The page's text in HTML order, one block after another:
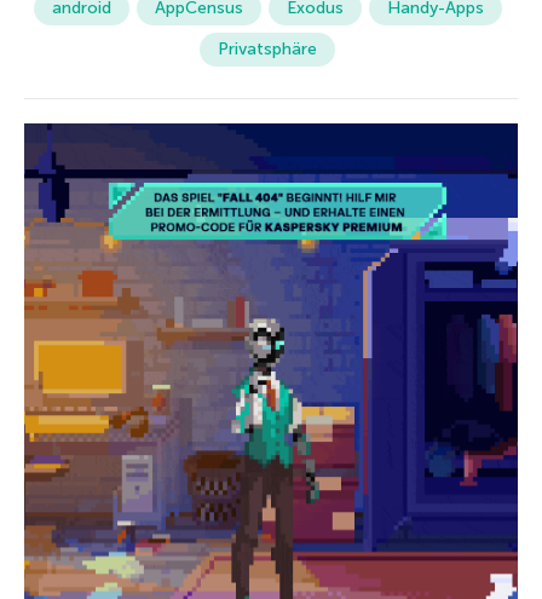
android AppCensus Exodus
Handy-Apps
Privatsphäre